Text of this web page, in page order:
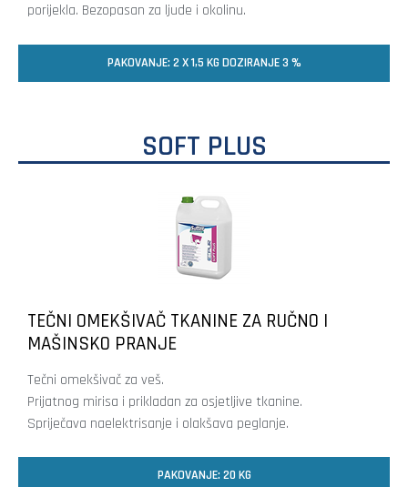
porijekla. Bezopasan za ljude i okolinu.
PAKOVANJE: 2 X 1,5 KG DOZIRANJE 3 %
SOFT PLUS
TEČNI OMEKŠIVAČ TKANINE ZA RUČNO I
MAŠINSKO PRANJE
Tečni omekšivač za veš.
Prijatnog mirisa i prikladan za osjetljive tkanine.
Spriječava naelektrisanje i olakšava peglanje.
PAKOVANJE: 20 KG